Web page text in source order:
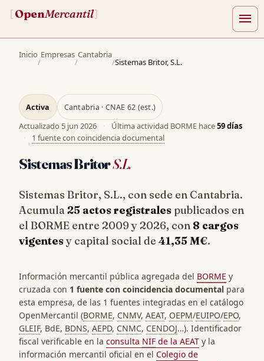
[OpenMercantil] menu
Inicio
/
Empresas
/
Cantabria
/Sistemas Britor, S.L.
Activa Cantabria · CNAE 62 (est.)
Actualizado 5 jun 2026 · Última actividad BORME hace59 días
·
1 fuente con coincidencia documental
Sistemas BritorS.L.
Sistemas Britor, S.L., con sede en Cantabria.
Acumula25 actos registrales publicados en
el BORME entre 2009 y 2026, con 8 cargos
vigentesy capital social de 41,35 M€.
Información mercantil pública agregada del BORME y
cruzada con 1 fuente con coincidencia documental para
esta empresa, de las 1 fuentes integradas en el catálogo
OpenMercantil (BORME, CNMV, AEAT, OEPM/EUIPO/EPO,
GLEIF, BdE, BDNS, AEPD, CNMC, CENDOJ…). Identificador
fiscal verificable en la consulta NIF de la AEAT y la
información mercantil oficial en el Colegio de